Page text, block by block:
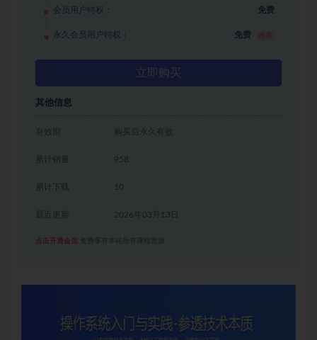
会员用户特权： 免费
永久会员用户特权： 免费
立即购买
其他信息
有效期 购买后永久有效
累计销量 958
累计下载 10
2026年03月13日
点击开通会员 免费享有本站所有课程资源